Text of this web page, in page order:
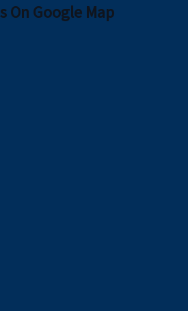
On Google Map